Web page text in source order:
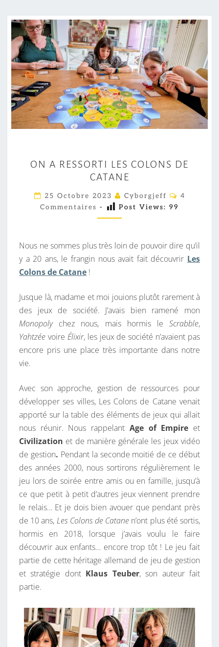
N
A
R
E
S
O
R
L
E
S
C
O
N
S
D
E
C
A
T
A
N
E
ON A RESSORTI LES COLONS DE
CATANE
25 Octobre 2023 Cyborgjeff
C
M
A
I
R
4
Commentaires - Post Views: 99
Nous ne sommes plus très loin de pouvoir dire qu’il
y a 20 ans, le frangin nous avait fait découvrir Les
Colons de Catane !
Jusque là, madame et moi jouions plutôt rarement à
des jeux de société. J’avais bien ramené mon
Monopolychez nous, mais hormis le Scrabble,
Yahtzée voire Élixir, les jeux de société n’avaient pas
encore pris une place très importante dans notre
vie.
Avec son approche, gestion de ressources pour
développer ses villes, Les Colons de Catane venait
apporté sur la table des éléments de jeux qui allait
nous réunir. Nous rappelant Age of Empire et
Civilization et de manière générale les jeux vidéo
de gestion. Pendant la seconde moitié de ce début
des années 2000, nous sortirons régulièrement le
jeu lors de soirée entre amis ou en famille, jusqu’à
ce que petit à petit d’autres jeux viennent prendre
le relais… Et je dois bien avouer que pendant près
de 10 ans, Les Colons de Catane n’ont plus été sortis,
hormis en 2018, lorsque j’avais voulu le faire
découvrir aux enfants… encore trop tôt ! Le jeu fait
partie de cette héritage allemand de jeu de gestion
et stratégie dont Klaus Teuber, son auteur fait
partie.